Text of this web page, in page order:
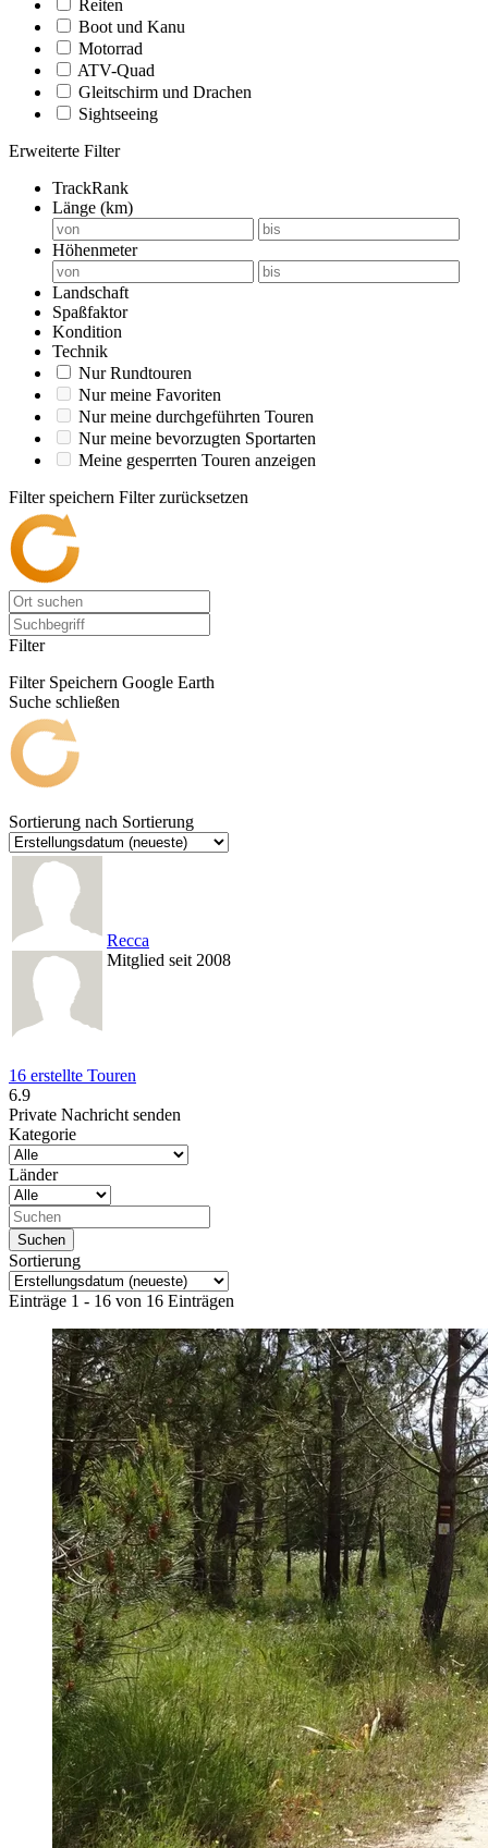
Reiten
Boot und Kanu
Motorrad
ATV-Quad
Gleitschirm und Drachen
Sightseeing
Erweiterte Filter
TrackRank
Länge (km)
Höhenmeter
Landschaft
Spaßfaktor
Kondition
Technik
Nur Rundtouren
Nur meine Favoriten
Nur meine durchgeführten Touren
Nur meine bevorzugten Sportarten
Meine gesperrten Touren anzeigen
Filter speichern Filter zurücksetzen
Filter
Filter Speichern Google Earth
Suche schließen
Sortierung nach Sortierung
Recca
Mitglied seit 2008
16 erstellte Touren
6.9
Private Nachricht senden
Kategorie
Länder
Sortierung
Einträge 1 - 16 von 16 Einträgen